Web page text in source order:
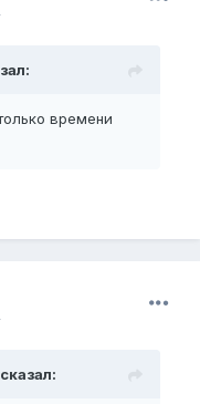
времени